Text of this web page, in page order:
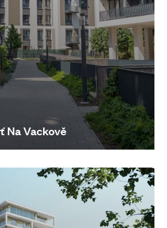
Na Vackově